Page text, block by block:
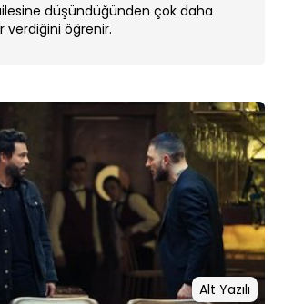
ailesine düşündüğünden çok daha
verdiğini öğrenir.
Alt Yazılı